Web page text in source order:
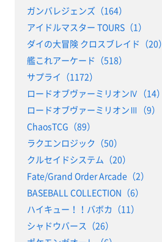
ガンバレジェンズ（164）
アイドルマスター TOURS（1）
ダイの大冒険 クロスブレイド（20）
艦これアーケード（518）
サプライ（1172）
ロードオブヴァーミリオンⅣ（14）
ロードオブヴァーミリオンⅢ（9）
ChaosTCG（89）
ラクエンロジック（50）
クルセイドシステム（20）
Fate/Grand Order Arcade（2）
BASEBALL COLLECTION（6）
ハイキュー！！バボカ（11）
シャドウバース（26）